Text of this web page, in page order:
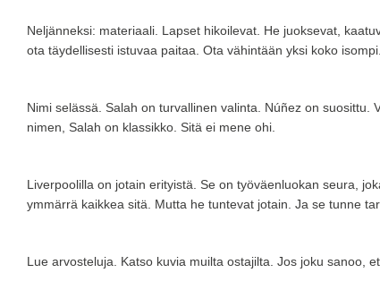
Neljänneksi: materiaali. Lapset hikoilevat. He juoksevat,
ota täydellisesti istuvaa paitaa. Ota vähintään yksi koko
Nimi selässä. Salah on turvallinen valinta. Núñez on
nimen, Salah on klassikko. Sitä ei mene ohi.
Liverpoolilla on jotain erityistä. Se on työväenluokan seura,
ymmärrä kaikkea sitä. Mutta he tuntevat jotain. Ja se tunne
Lue arvosteluja. Katso kuvia muilta ostajilta. Jos joku sanoo,